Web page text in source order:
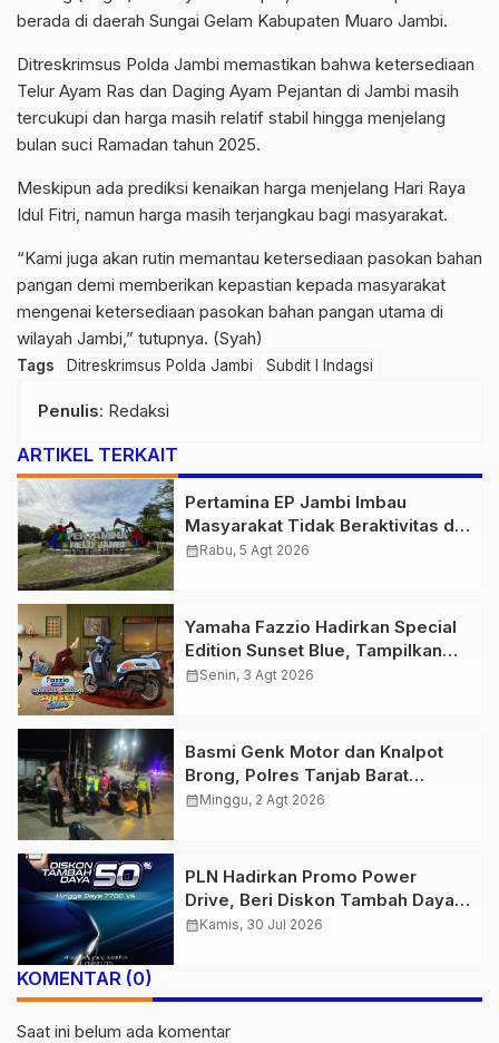
berada di daerah Sungai Gelam Kabupaten Muaro Jambi.
Ditreskrimsus Polda Jambi memastikan bahwa ketersediaan
Telur Ayam Ras dan Daging Ayam Pejantan di Jambi masih
tercukupi dan harga masih relatif stabil hingga menjelang
bulan suci Ramadan tahun 2025.
Meskipun ada prediksi kenaikan harga menjelang Hari Raya
Idul Fitri, namun harga masih terjangkau bagi masyarakat.
“Kami juga akan rutin memantau ketersediaan pasokan bahan
pangan demi memberikan kepastian kepada masyarakat
mengenai ketersediaan pasokan bahan pangan utama di
wilayah Jambi,” tutupnya. (Syah)
Tags Ditreskrimsus Polda Jambi Subdit I Indagsi
Penulis: Redaksi
ARTIKEL TERKAIT
Pertamina EP Jambi Imbau
Masyarakat Tidak Beraktivitas di
Atas Jalur Pipa Migas Demi
calendar_monthRabu, 5 Agt 2026
Yamaha Fazzio Hadirkan Special
Edition Sunset Blue, Tampilkan
Nuansa Retro Summer yang
calendar_monthSenin, 3 Agt 2026
Basmi Genk Motor dan Knalpot
Brong, Polres Tanjab Barat
Amankan Belasan Kendaraan
calendar_monthMinggu, 2 Agt 2026
PLN Hadirkan Promo Power
Drive, Beri Diskon Tambah Daya
50% di Ajang GIIAS 2026
calendar_monthKamis, 30 Jul 2026
KOMENTAR (0)
Saat ini belum ada komentar